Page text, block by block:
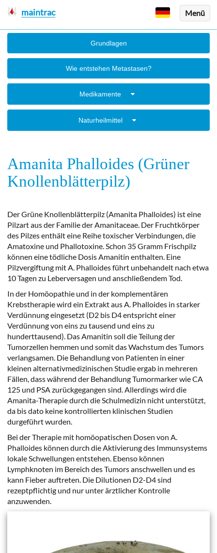
Menü
maintrac
Grundlagen
Wie entstehen Metastasen?
Medikamente
Naturheilmittel
Amanita Phalloides (Grüner
Knollenblätterpilz)
Der Grüne Knollenblätterpilz (Amanita Phalloides) ist eine
Pilzart aus der Familie der Amanitaceae. Der Fruchtkörper
des Pilzes enthält eine Reihe toxischer Verbindungen, die
Amatoxine und Phallotoxine. Schon 35 Gramm Frischpilz
können eine tödliche Dosis Amanitin enthalten. Eine
Pilzvergiftung mit A. Phalloides führt unbehandelt nach etwa
10 Tagen zu Leberversagen und anschließendem Tod.
In der Homöopathie und in der komplementären
Krebstherapie wird ein Extrakt aus A. Phalloides in starker
Verdünnung eingesetzt (D2 bis D4 entspricht einer
Verdünnung von eins zu tausend und eins zu
hunderttausend). Das Amanitin soll die Teilung der
Tumorzellen hemmen und somit das Wachstum des Tumors
verlangsamen. Die Behandlung von Patienten in einer
kleinen alternativmedizinischen Studie ergab in mehreren
Fällen, dass während der Behandlung Tumormarker wie CA
125 und PSA zurückgegangen sind. Allerdings wird die
Amanita-Therapie durch die Schulmedizin nicht unterstützt,
da bis dato keine kontrollierten klinischen Studien
durgeführt wurden.
Bei der Therapie mit homöopatischen Dosen von A.
Phalloides können durch die Aktivierung des Immunsystems
lokale Schwellungen entstehen. Ebenso können
Lymphknoten im Bereich des Tumors anschwellen und es
kann Fieber auftreten. Die Dilutionen D2-D4 sind
rezeptpflichtig und nur unter ärztlicher Kontrolle
anzuwenden.